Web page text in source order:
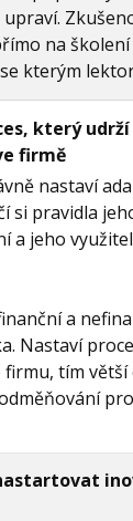
na
kterým
který udrží
firmě
nastaví
si pravidla
a jeho
a
Nastaví
tím větší